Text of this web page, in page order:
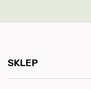
SKLEP